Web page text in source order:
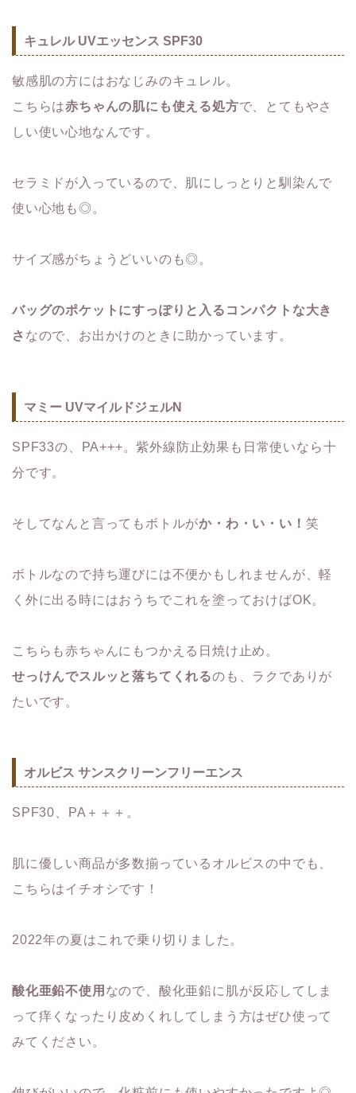
キュレル UVエッセンス SPF30
敏感肌の方にはおなじみのキュレル。
こちらは赤ちゃんの肌にも使える処方で、とてもやさ
しい使い心地なんです。
セラミドが入っているので、肌にしっとりと馴染んで
使い心地も◎。
サイズ感がちょうどいいのも◎。
バッグのポケットにすっぽりと入るコンパクトな大き
さ なので、お出かけのときに助かっています。
マミー UVマイルドジェルN
SPF33の、PA+++。紫外線防止効果も日常使いなら十
分です。
そしてなんと言ってもボトルがか・わ・い・い！ 笑
ボトルなので持ち運びには不便かもしれませんが、軽
く外に出る時にはおうちでこれを塗っておけばOK。
こちらも赤ちゃんにもつかえる日焼け止め。
せっけんでスルッと落ちてくれるのも、ラクでありが
たいです。
オルビス サンスクリーンフリーエンス
SPF30、PA＋＋＋。
肌に優しい商品が多数揃っているオルビスの中でも、
こちらはイチオシです！
2022年の夏はこれで乗り切りました。
酸化亜鉛不使用 なので、酸化亜鉛に肌が反応してしま
って痒くなったり皮めくれしてしまう方はぜひ使って
みてください。